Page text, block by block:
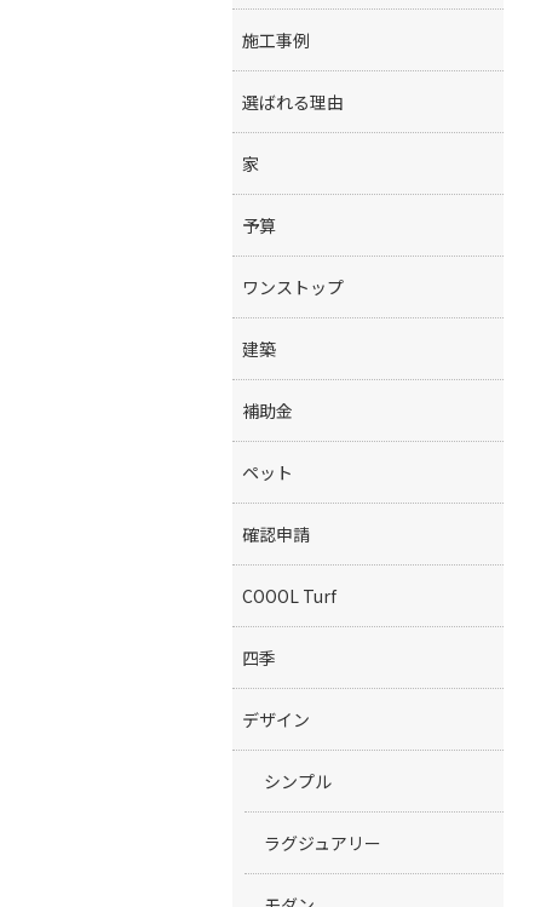
施工事例
選ばれる理由
家
予算
ワンストップ
建築
補助金
ペット
確認申請
COOOL Turf
四季
デザイン
シンプル
ラグジュアリー